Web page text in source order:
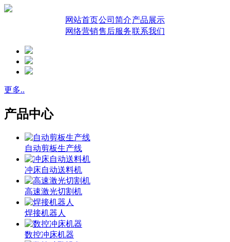
网站首页公司简介产品展示
网络营销售后服务联系我们
更多..
产品中心
自动剪板生产线
冲床自动送料机
高速激光切割机
焊接机器人
数控冲床机器